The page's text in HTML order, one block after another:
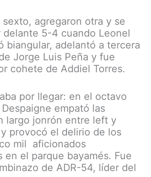
agregaron otra y se
delante 5-4 cuando Leonel
biangular, adelantó a tercera
Jorge Luis Peña y fue
cohete de Addiel Torres.
por llegar: en el octavo
empató las
largo jonrón entre left y
provocó el delirio de los
mil aficionados
en el parque bayamés. Fue
de ADR-54, líder del